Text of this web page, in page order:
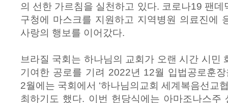
의 선한 가르침을 실천하고 있다. 코로나19 팬
구청에 마스크를 지원하고 지역병원 의료진에
사랑의 행보를 이어갔다.
브라질 국회는 하나님의 교회가 오랜 시간 시민
기여한 공로를 기려 2022년 12월 입법공로훈
2월에는 국회에서 ‘하나님의교회 세계복음선교
최하기도 했다. 이번 헌당식에는 아마조나스주